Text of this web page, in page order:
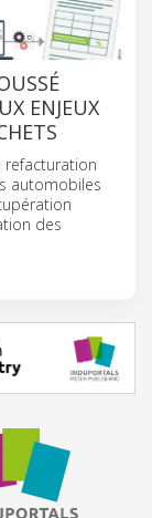
ENJEUX
refacturation
automobiles
des